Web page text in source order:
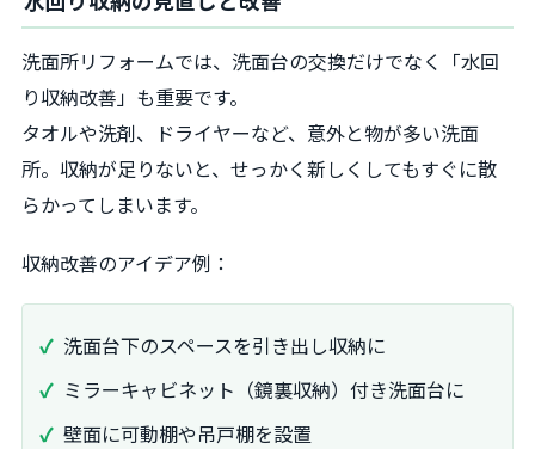
洗面所リフォームでは、洗面台の交換だけでなく「水回
り収納改善」も重要です。
タオルや洗剤、ドライヤーなど、意外と物が多い洗面
所。収納が足りないと、せっかく新しくしてもすぐに散
らかってしまいます。
収納改善のアイデア例：
洗面台下のスペースを引き出し収納に
ミラーキャビネット（鏡裏収納）付き洗面台に
壁面に可動棚や吊戸棚を設置